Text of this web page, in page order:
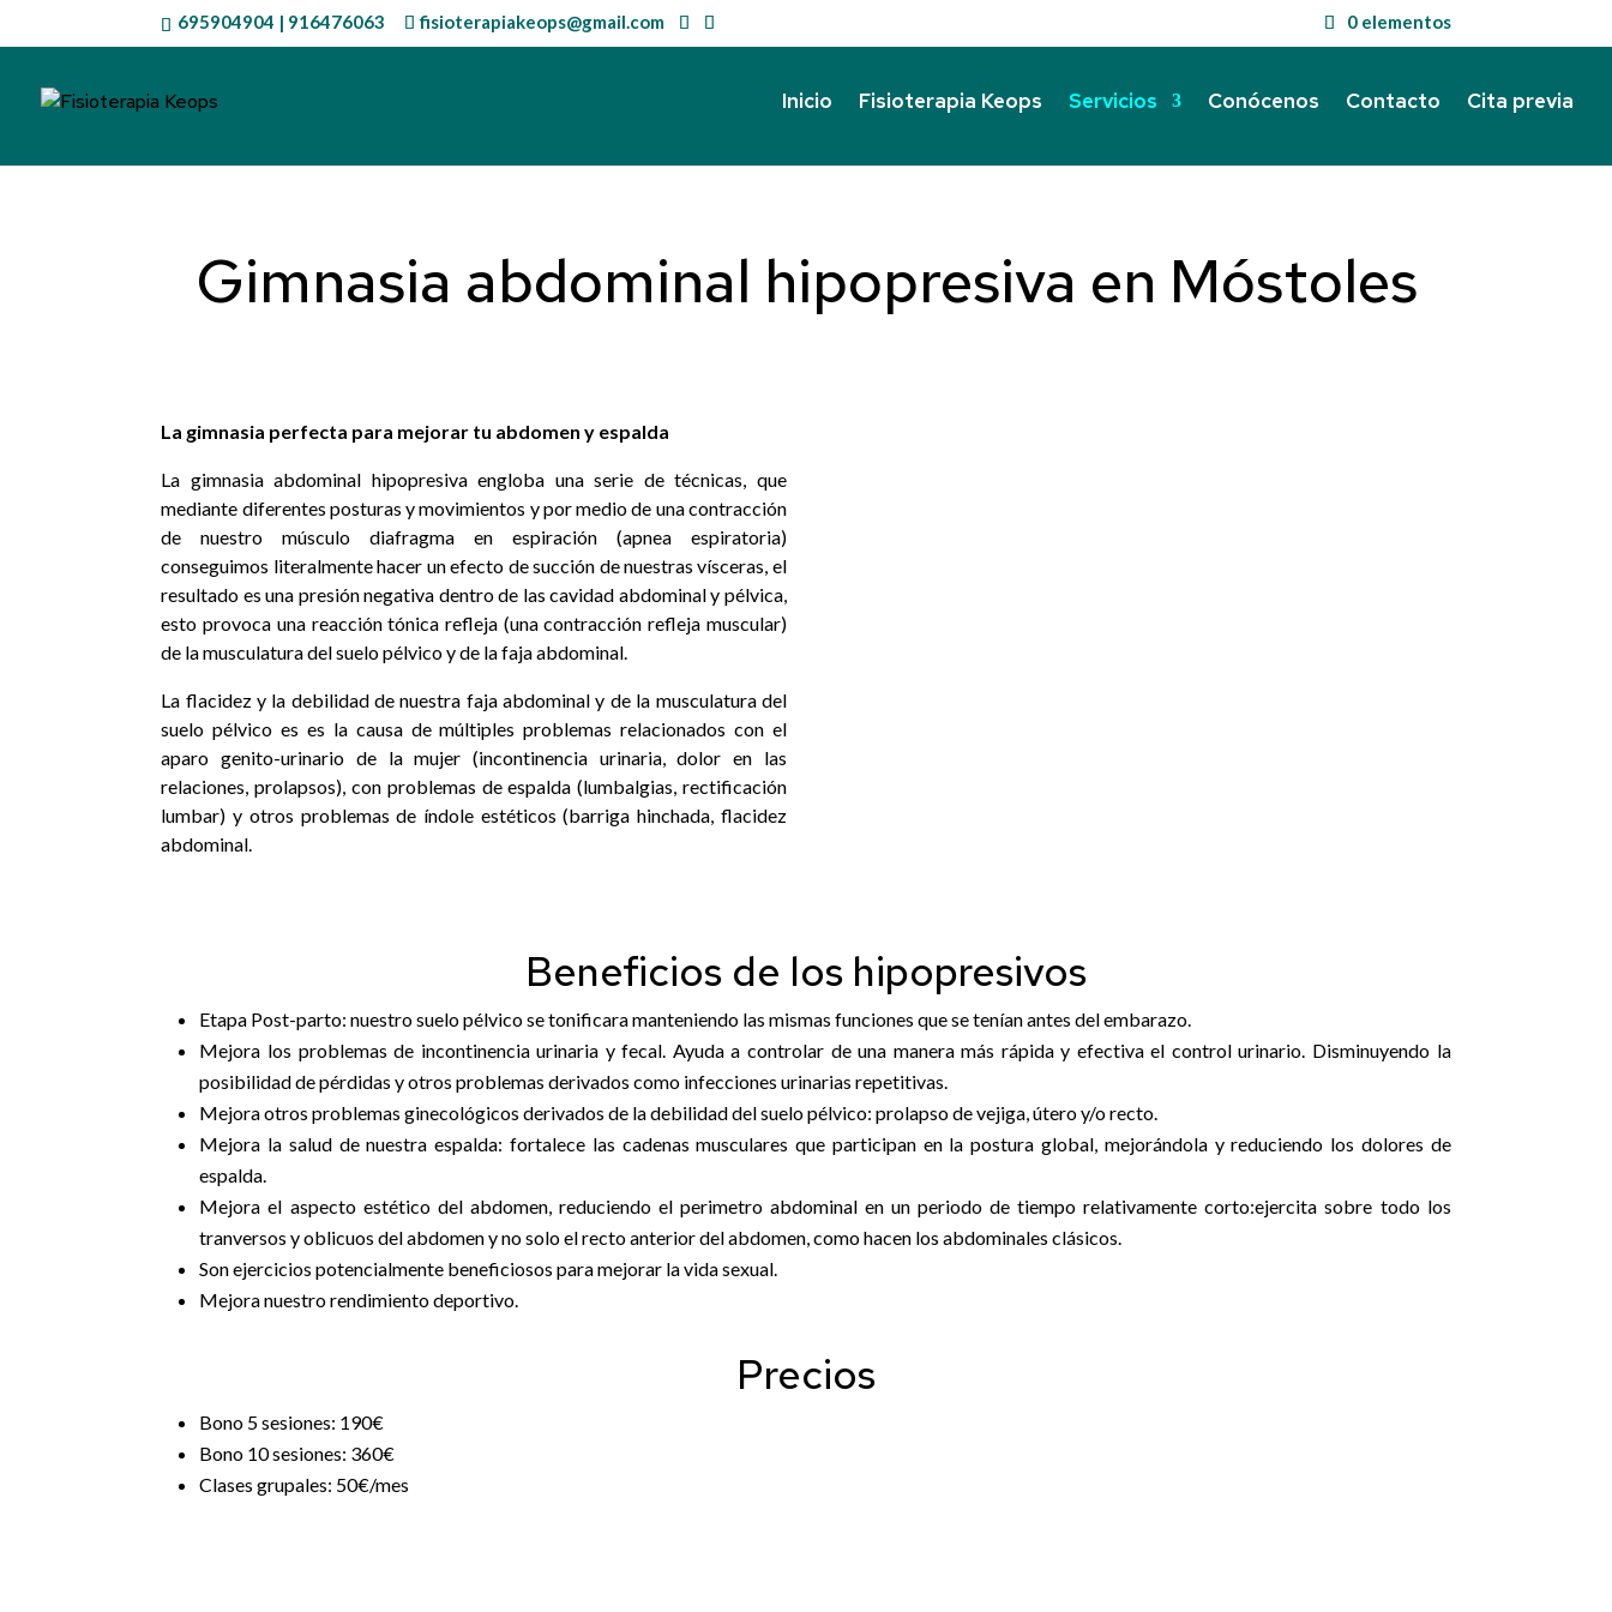
695904904 | 916476063 fisioterapiakeops@gmail.com 0 elementos
Inicio Fisioterapia Keops Servicios Conócenos Contacto Cita previa
Gimnasia abdominal hipopresiva en Móstoles
La gimnasia perfecta para mejorar tu abdomen y espalda
La gimnasia abdominal hipopresiva engloba una serie de técnicas, que
mediante diferentes posturas y movimientos y por medio de una contracción
de nuestro músculo diafragma en espiración (apnea espiratoria)
conseguimos literalmente hacer un efecto de succión de nuestras vísceras, el
resultado es una presión negativa dentro de las cavidad abdominal y pélvica,
esto provoca una reacción tónica refleja (una contracción refleja muscular)
de la musculatura del suelo pélvico y de la faja abdominal.
La flacidez y la debilidad de nuestra faja abdominal y de la musculatura del
suelo pélvico es es la causa de múltiples problemas relacionados con el
aparo genito-urinario de la mujer (incontinencia urinaria, dolor en las
relaciones, prolapsos), con problemas de espalda (lumbalgias, rectificación
lumbar) y otros problemas de índole estéticos (barriga hinchada, flacidez
abdominal.
Beneficios de los hipopresivos
Etapa Post-parto: nuestro suelo pélvico se tonificara manteniendo las mismas funciones que se tenían antes del embarazo.
Mejora los problemas de incontinencia urinaria y fecal. Ayuda a controlar de una manera más rápida y efectiva el control urinario. Disminuyendo la
posibilidad de pérdidas y otros problemas derivados como infecciones urinarias repetitivas.
Mejora otros problemas ginecológicos derivados de la debilidad del suelo pélvico: prolapso de vejiga, útero y/o recto.
Mejora la salud de nuestra espalda: fortalece las cadenas musculares que participan en la postura global, mejorándola y reduciendo los dolores de
espalda.
Mejora el aspecto estético del abdomen, reduciendo el perimetro abdominal en un periodo de tiempo relativamente corto:ejercita sobre todo los
tranversos y oblicuos del abdomen y no solo el recto anterior del abdomen, como hacen los abdominales clásicos.
Son ejercicios potencialmente beneficiosos para mejorar la vida sexual.
Mejora nuestro rendimiento deportivo.
Precios
Bono 5 sesiones: 190€
Bono 10 sesiones: 360€
Clases grupales: 50€/mes